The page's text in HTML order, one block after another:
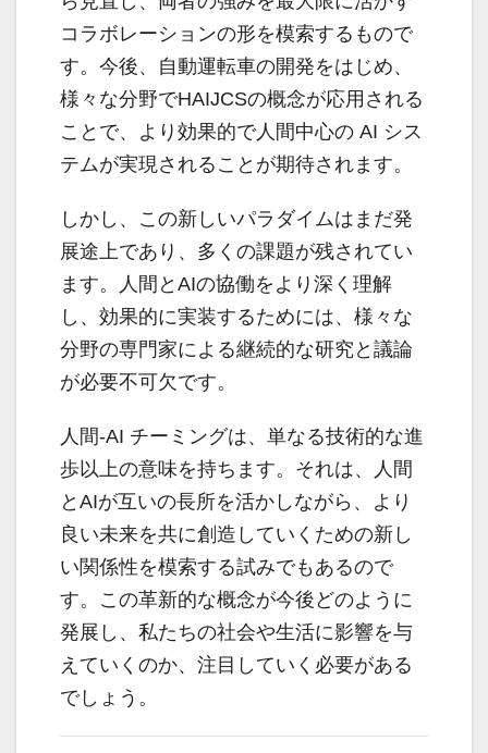
コラボレーションの形を模索するもので
す。今後、自動運転車の開発をはじめ、
様々な分野でHAIJCSの概念が応用される
ことで、より効果的で人間中心の AI シス
テムが実現されることが期待されます。
しかし、この新しいパラダイムはまだ発
展途上であり、多くの課題が残されてい
ます。人間とAIの協働をより深く理解
し、効果的に実装するためには、様々な
分野の専門家による継続的な研究と議論
が必要不可欠です。
人間-AI チーミングは、単なる技術的な進
歩以上の意味を持ちます。それは、人間
とAIが互いの長所を活かしながら、より
良い未来を共に創造していくための新し
い関係性を模索する試みでもあるので
す。この革新的な概念が今後どのように
発展し、私たちの社会や生活に影響を与
えていくのか、注目していく必要がある
でしょう。